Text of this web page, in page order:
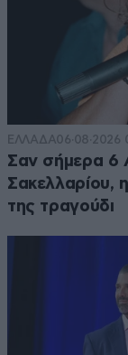
ΕΛΛΑΔΑ06·08·2026
Σαν σήμερα 6
Σακελλαρίου,
της τραγούδι